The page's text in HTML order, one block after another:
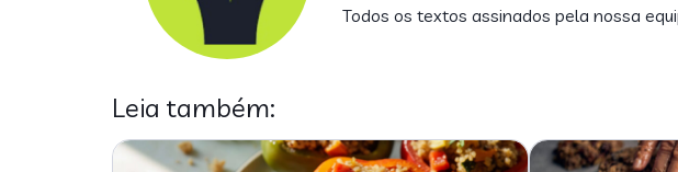
Todos os textos assinados pela nossa
Leia também: